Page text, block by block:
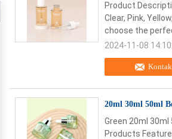
Kontak
Product
Clear, Pink,
choose the
2024-11-08
20ml 30ml 50ml
Green 20ml
Products